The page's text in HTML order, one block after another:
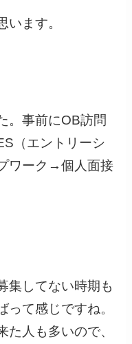
います。
。事前にOB訪問
（エントリーシ
ワーク→個人面接
集してない時期も
って感じですね。
た人も多いので、